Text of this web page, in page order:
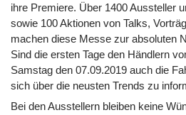
ihre Premiere. Über 1400 Aussteller
sowie 100 Aktionen von Talks,
machen diese Messe zur absoluten
Sind die ersten Tage den Händlern
Samstag den 07.09.2019 auch die
sich über die neusten Trends zu
Bei den Ausstellern bleiben keine